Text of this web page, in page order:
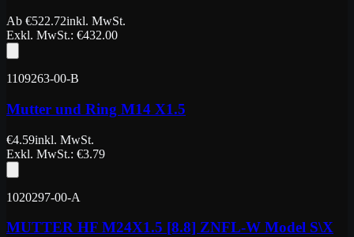
Ab €522.72inkl. MwSt.
Exkl. MwSt.: €432.00
1109263-00-B
Mutter und Ring M14 X1.5
€4.59inkl. MwSt.
Exkl. MwSt.: €3.79
1020297-00-A
MUTTER HF M24X1.5 [8.8] ZNFL-W Model S\X